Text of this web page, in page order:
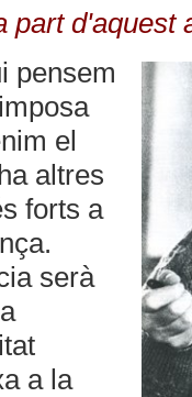
part d'aquest
pensem
el
altres
forts a
serà
a la